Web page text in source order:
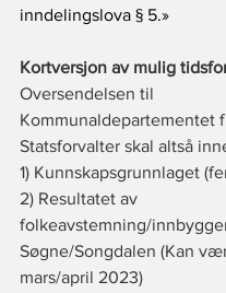
inndelingslova § 5.»
Kortversjon av mulig
Oversendelsen til
Kommunaldepartementet
Statsforvalter skal altså
1) Kunnskapsgrunnlaget
2) Resultatet av
folkeavstemning/
Søgne/Songdalen (Kan
mars/april 2023)